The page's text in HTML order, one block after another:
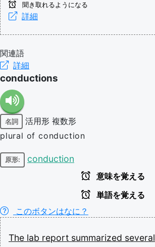
聞き取れるようになる
詳細
関連語
詳細
conductions
名詞 活用形 複数形
plural of conduction
原形: conduction
意味を覚える
単語を覚える
このボタンはなに？
The lab report summarized several